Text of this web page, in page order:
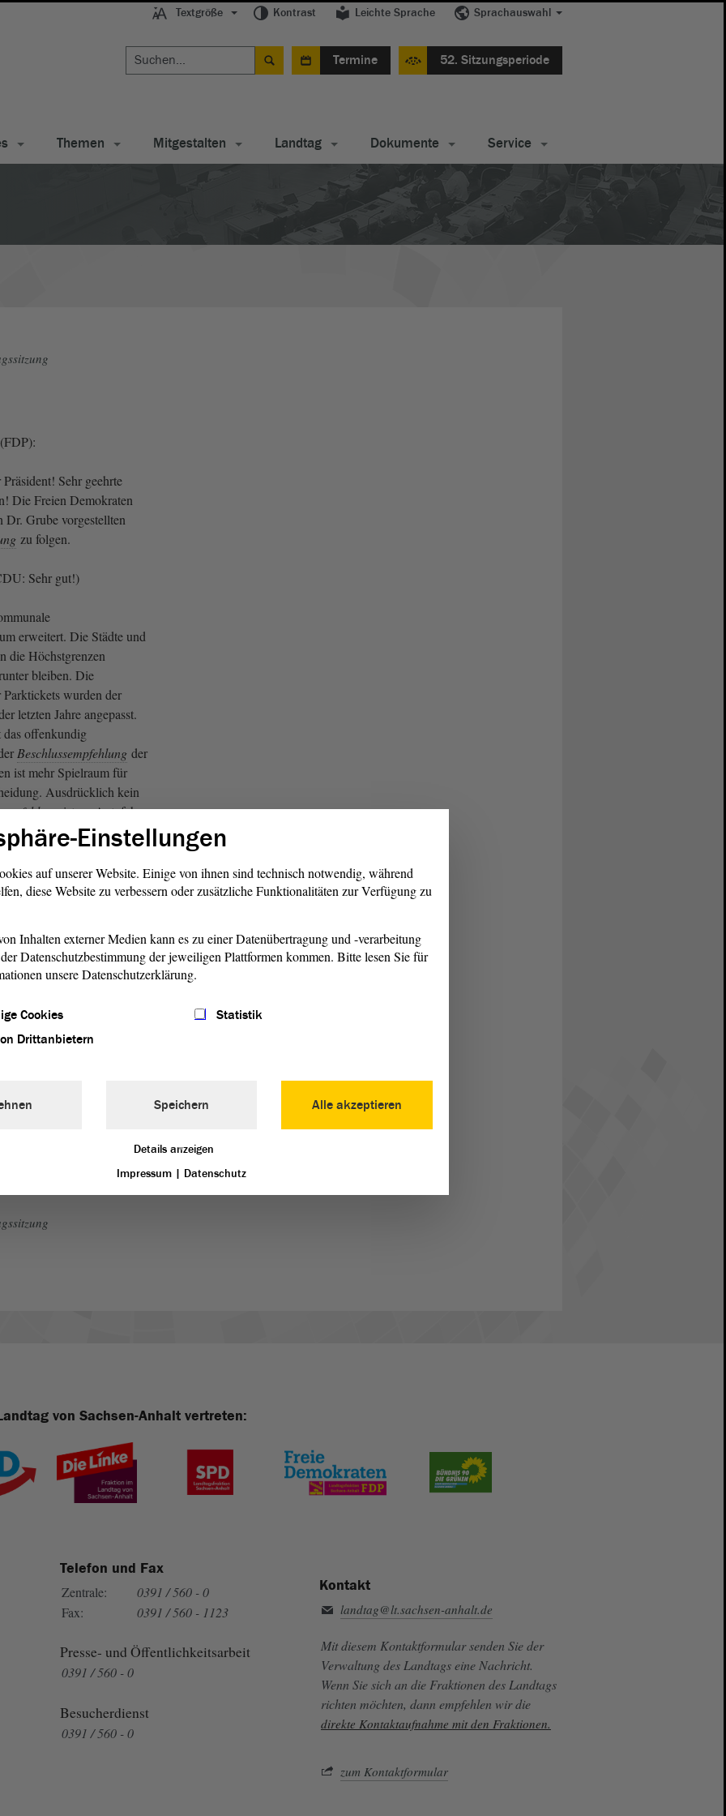
Textgröße Kontrast Leichte Sprache Sprachauswahl
Termine 52. Sitzungsperiode
Themen Mitgestalten Landtag Dokumente Service
Sehr geehrte
Die Freien Demokraten
Dr. Grube vorgestellten
zu folgen.
Sehr gut!)
erweitert. Die Städte und
die Höchstgrenzen
bleiben. Die
wurden der
letzten Jahre angepasst.
das offenkundig
Beschlussempfehlung der
ist mehr Spielraum für
Ausdrücklich kein
ist es, Autofahrer
für
zu vergraulen.
Bernstein, FDP, und von
es angesichts
auch der völlig
Preis für
zu erhöhen. Deswegen
- Ich danke für Ihre
- Zustimmung bei der
von Sachsen-Anhalt vertreten:
Telefon und Fax
Zentrale:
0391 / 560 - 0
Fax:
0391 / 560 - 1123
Presse- und Öffentlichkeitsarbeit
0391 / 560 - 0
Besucherdienst
0391 / 560 - 0
Kontakt
landtag@lt.sachsen-anhalt.de
Mit diesem Kontaktformular senden Sie der
Verwaltung des Landtags eine Nachricht.
Wenn Sie sich an die Fraktionen des Landtags
richten möchten, dann empfehlen wir die
direkte Kontaktaufnahme mit den Fraktionen.
zum Kontaktformular
Einstellungen
auf unserer Website. Einige von ihnen sind technisch notwendig, während
diese Website zu verbessern oder zusätzliche Funktionalitäten zur Verfügung zu
Inhalten externer Medien kann es zu einer Datenübertragung und -verarbeitung
Datenschutzbestimmung der jeweiligen Plattformen kommen. Bitte lesen Sie für
unsere Datenschutzerklärung.
Cookies
Statistik
Drittanbietern
Alle akzeptieren
Speichern
Details anzeigen
Impressum | Datenschutz